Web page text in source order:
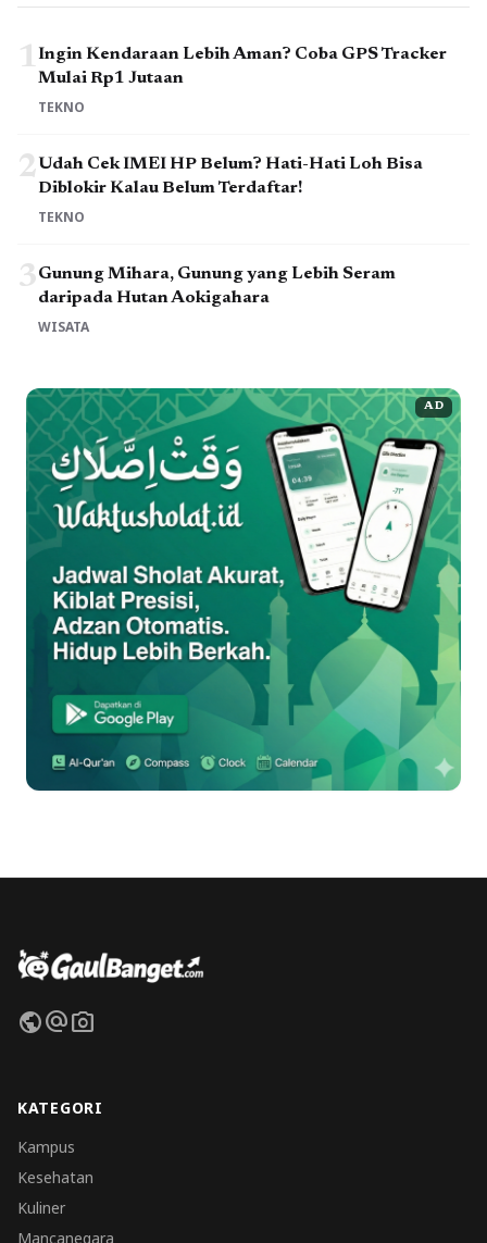
1Ingin Kendaraan Lebih Aman? Coba GPS Tracker
Mulai Rp1 Jutaan
TEKNO
2Udah Cek IMEI HP Belum? Hati-Hati Loh Bisa
Diblokir Kalau Belum Terdaftar!
TEKNO
3Gunung Mihara, Gunung yang Lebih Seram
daripada Hutan Aokigahara
WISATA
AD
publicalternate_emailphoto_camera
KATEGORI
Kampus
Kesehatan
Kuliner
Mancanegara